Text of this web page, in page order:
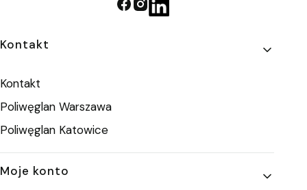
Linki w stopce
Kontakt
Kontakt
Poliwęglan Warszawa
Poliwęglan Katowice
Moje konto